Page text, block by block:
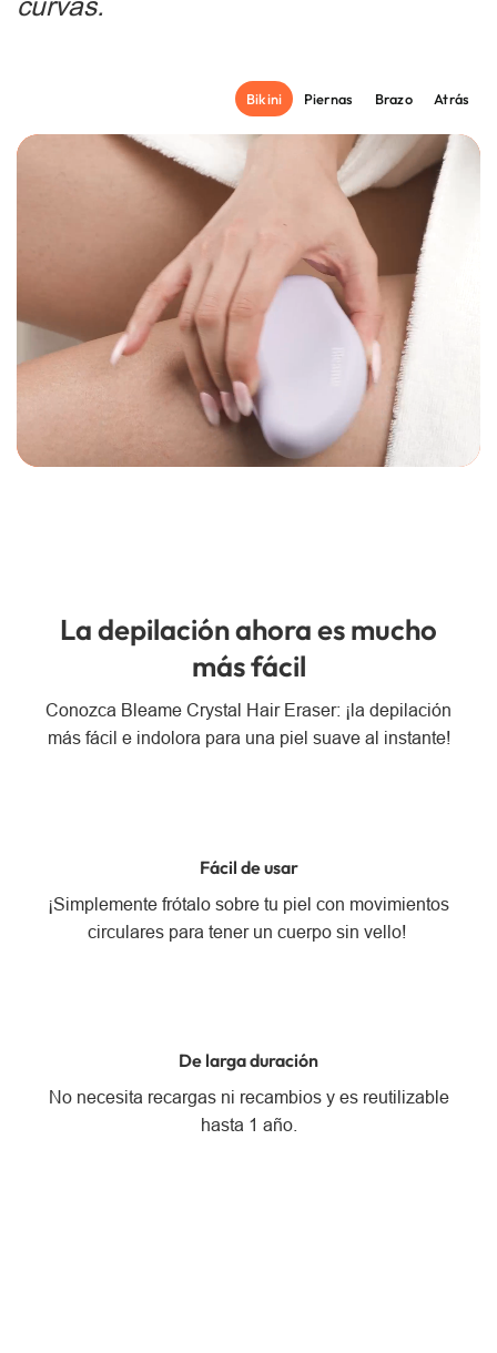
curvas.
Bikini Piernas Brazo Atrás
La depilación ahora es mucho
más fácil
Conozca Bleame Crystal Hair Eraser: ¡la depilación
más fácil e indolora para una piel suave al instante!
Fácil de usar
¡Simplemente frótalo sobre tu piel con movimientos
circulares para tener un cuerpo sin vello!
De larga duración
No necesita recargas ni recambios y es reutilizable
hasta 1 año.